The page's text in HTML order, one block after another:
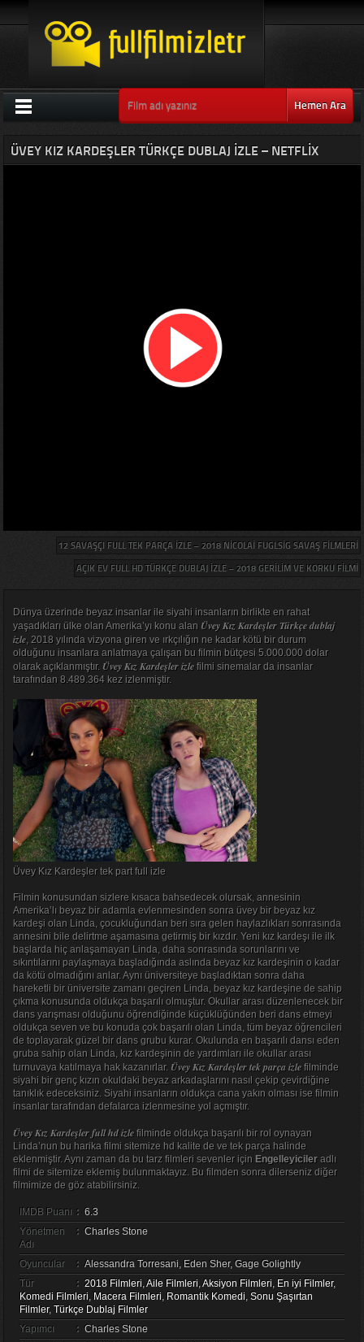
Hemen Ara
ÜVEY KIZ KARDEŞLER TÜRKÇE DUBLAJ IZLE – NETFLIX
12 SAVAŞÇI FULL TEK PARÇA IZLE – 2018 NICOLAI FUGLSIG SAVAŞ FILMLERI
AÇIK EV FULL HD TÜRKÇE DUBLAJ IZLE – 2018 GERILIM VE KORKU FILMI
Dünya üzerinde beyaz insanlar ile siyahi insanların birlikte en rahat
yaşadıkları ülke olan Amerika’yı konu alan Üvey Kız Kardeşler Türkçe dublaj
izle, 2018 yılında vizyona giren ve ırkçılığın ne kadar kötü bir durum
olduğunu insanlara anlatmaya çalışan bu filmin bütçesi 5.000.000 dolar
olarak açıklanmıştır. Üvey Kız Kardeşler izlefilmi sinemalar da insanlar
tarafından 8.489.364 kez izlenmiştir.
Üvey Kız Kardeşler tek part full izle
Filmin konusundan sizlere kısaca bahsedecek olursak, annesinin
Amerika’lı beyaz bir adamla evlenmesinden sonra üvey bir beyaz kız
kardeşi olan Linda, çocukluğundan beri sıra gelen haylazlıkları sonrasında
annesini bile delirtme aşamasına getirmiş bir kızdır. Yeni kız kardeşı ile ilk
başlarda hiç anlaşamayan Linda, daha sonrasında sorunlarını ve
sıkıntılarını paylaşmaya başladığında aslında beyaz kız kardeşinin o kadar
da kötü olmadığını anlar. Aynı üniversiteye başladıktan sonra daha
hareketli bir üniversite zamanı geçiren Linda, beyaz kız kardeşine de sahip
çıkma konusunda oldukça başarılı olmuştur. Okullar arası düzenlenecek bir
dans yarışması olduğunu öğrendiğinde küçüklüğünden beri dans etmeyi
oldukça seven ve bu konuda çok başarılı olan Linda, tüm beyaz öğrencileri
de toplayarak güzel bir dans grubu kurar. Okulunda en başarılı dansı eden
gruba sahip olan Linda, kız kardeşinin de yardımları ile okullar arası
turnuvaya katılmaya hak kazanırlar. Üvey Kız Kardeşler tek parça izlefilminde
siyahi bir genç kızın okuldaki beyaz arkadaşlarını nasıl çekip çevirdiğine
tanıklık edeceksiniz. Siyahi insanların oldukça cana yakın olması ise filmin
insanlar tarafından defalarca izlenmesine yol açmıştır.
Üvey Kız Kardeşler full hd izlefilminde oldukça başarılı bir rol oynayan
Linda’nun bu harika filmi sitemize hd kalite de ve tek parça halinde
eklenmiştir. Aynı zaman da bu tarz filmleri sevenler için Engelleyicileradlı
filmi de sitemize eklemiş bulunmaktayız. Bu filmden sonra dilerseniz diğer
filmimize de göz atabilirsiniz.
IMDB Puanı : 6.3
Yönetmen
Adı
: Charles Stone
Oyuncular : Alessandra Torresani, Eden Sher, Gage Golightly
Tür
: 2018 Filmleri,Aile Filmleri,Aksiyon Filmleri, En iyi Filmler,
Komedi Filmleri, Macera Filmleri, Romantik Komedi, Sonu Şaşırtan
Filmler, Türkçe Dublaj Filmler
Yapımcı
: Charles Stone